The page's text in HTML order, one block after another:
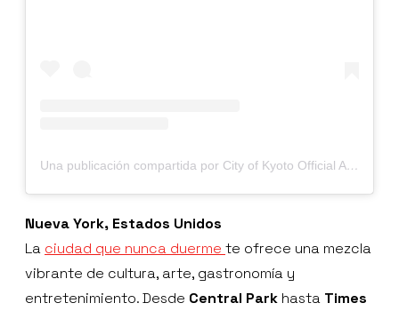
Una publicación compartida por City of Kyoto Official Account (@visit_kyoto)
Nueva York, Estados Unidos
La ciudad que nunca duerme te ofrece una mezcla
vibrante de cultura, arte, gastronomía y
entretenimiento. Desde Central Park hasta Times